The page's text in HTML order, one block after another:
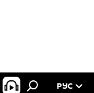
РУС